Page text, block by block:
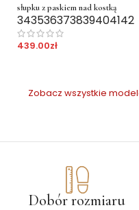
słupku z paskiem nad kostką
343536373839404142
439.00zł
Zobacz wszystkie
Dobór rozmiaru